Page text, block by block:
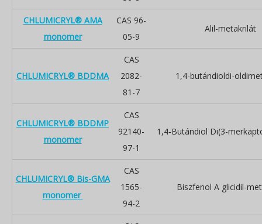
CHLUMICRYL® AMA
monomer
CAS 96-
05-9
Alil-metakrilát
CHLUMICRYL® BDDMA
CAS
2082-
81-7
1,4-butándioldi-
CHLUMICRYL® BDDMP
monomer
CAS
92140-
97-1
1,4-Butándiol Di(3-
CHLUMICRYL® Bis-GMA
monomer
CAS
1565-
94-2
Biszfenol A glicidil-